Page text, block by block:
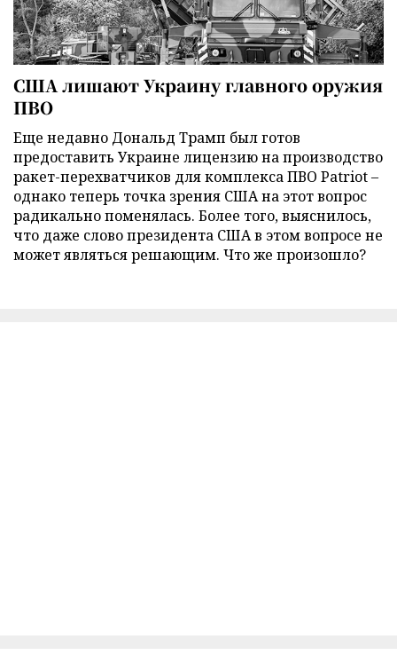
США лишают Украину главного оружия
ПВО
Еще недавно Дональд Трамп был готов
предоставить Украине лицензию на производство
ракет-перехватчиков для комплекса ПВО Patriot –
однако теперь точка зрения США на этот вопрос
радикально поменялась. Более того, выяснилось,
что даже слово президента США в этом вопросе не
может являться решающим. Что же произошло?